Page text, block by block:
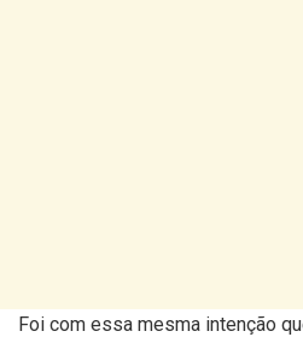
Foi com essa mesma intenção